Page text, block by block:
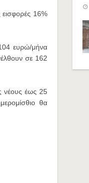
16%
ευρώ/μήνα
σε 162
νέους έως 25
θα